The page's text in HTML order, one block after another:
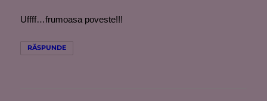
Uffff…frumoasa poveste!!!
RĂSPUNDE